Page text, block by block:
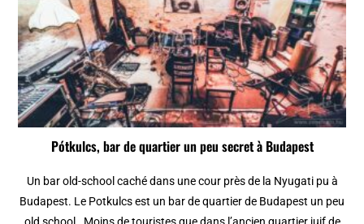
Pótkulcs, bar de quartier un peu secret à Budapest
Un bar old-school caché dans une cour près de la Nyugati pu à
Budapest. Le Potkulcs est un bar de quartier de Budapest un peu
old school . Moins de touristes que dans l’ancien quartier juif de